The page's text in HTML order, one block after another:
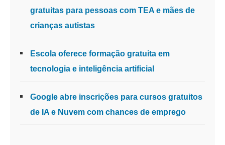
gratuitas para pessoas com TEA e mães de
crianças autistas
Escola oferece formação gratuita em
tecnologia e inteligência artificial
Google abre inscrições para cursos gratuitos
de IA e Nuvem com chances de emprego